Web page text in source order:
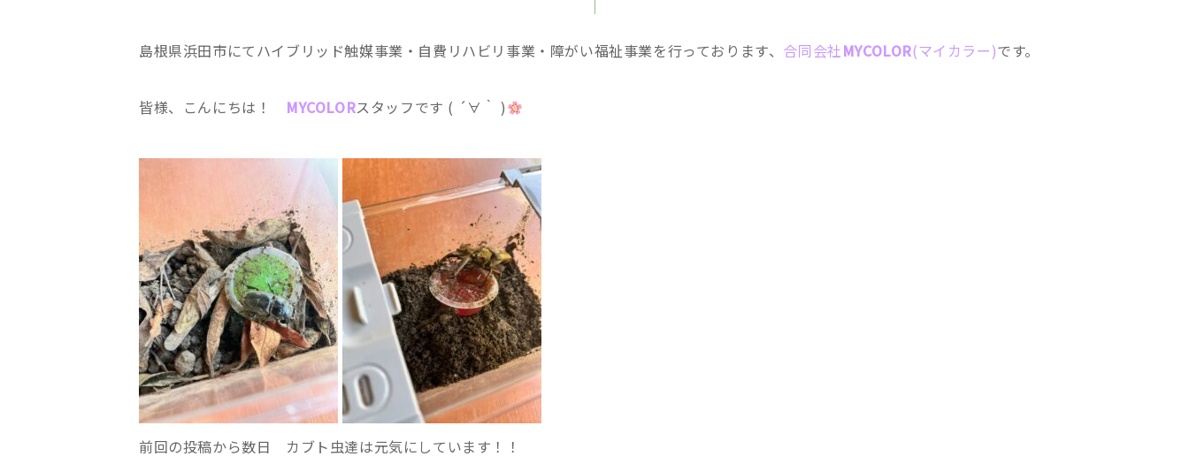
島根県浜田市にてハイブリッド触媒事業・自費リハビリ事業・障がい福祉事業を行っております、 合同会社MYCOLOR(マイカラー)です。
皆様、こんにちは！ MYCOLORスタッフです ( ´∀｀ )
前回の投稿から数日 カブト虫達は元気にしています！！